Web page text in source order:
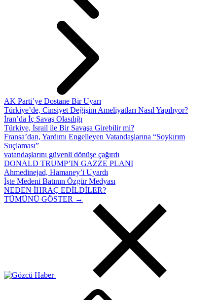
AK Parti’ye Dostane Bir Uyarı
Türkiye’de, Cinsiyet Değişim Ameliyatları Nasıl Yapılıyor?
İran’da İç Savaş Olasılığı
Türkiye, İsrail ile Bir Savaşa Girebilir mi?
Fransa’dan, Yardımı Engelleyen Vatandaşlarına “Soykırım
Suçlaması”
vatandaşlarını güvenli dönüşe çağırdı
DONALD TRUMP’IN GAZZE PLANI
Ahmedinejad, Hamaney’i Uyardı
İşte Medeni Batının Özgür Medyası
NEDEN İHRAÇ EDİLDİLER?
TÜMÜNÜ GÖSTER →